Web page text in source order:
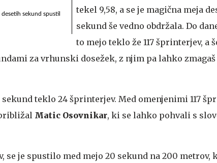
sekund spustil
tekel 9,58, a se je magična meja
sekund še vedno obdržala. Do
to mejo teklo že 117 šprinterjev, a
za vrhunski dosežek, z njim pa lahko
sekund teklo 24 šprinterjev. Med omenjenimi 117
Matic Osovnikar, ki se lahko pohvali s
se je spustilo med mejo 20 sekund na 200 metrov,